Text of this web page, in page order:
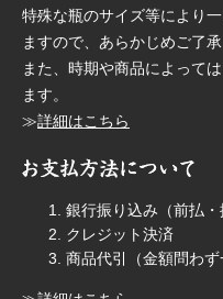
特殊な瓶のサイズ等により
ますので、あらかじめご了承
また、時期や商品によって
ます。
≫詳細はこちら
銀行振り込み（前払・
クレジット決済
商品代引（金額問わず